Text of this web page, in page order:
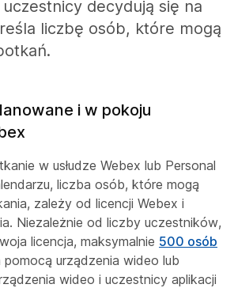
decydują się na
liczbę osób, które mogą
i w pokoju
w usłudze Webex lub Personal
liczba osób, które mogą
zależy od licencji Webex i
Niezależnie od liczby uczestników,
licencja, maksymalnie 500 osób
urządzenia wideo lub
wideo i uczestnicy aplikacji